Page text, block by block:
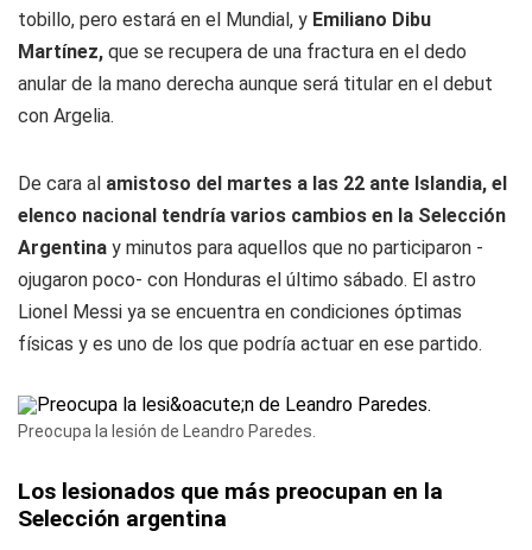
tobillo, pero estará en el Mundial, y Emiliano Dibu
Martínez, que se recupera de una fractura en el dedo
anular de la mano derecha aunque será titular en el debut
con Argelia.
De cara al amistoso del martes a las 22 ante Islandia, el
elenco nacional tendría varios cambios en la Selección
Argentina y minutos para aquellos que no participaron -
ojugaron poco- con Honduras el último sábado. El astro
Lionel Messi ya se encuentra en condiciones óptimas
físicas y es uno de los que podría actuar en ese partido.
Preocupa la lesión de Leandro Paredes.
Los lesionados que más preocupan en la
Selección argentina